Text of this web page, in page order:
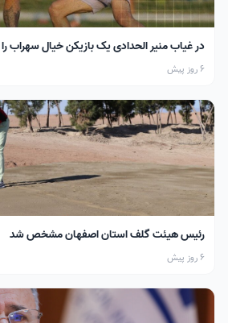
در غیاب منیر الحدادی یک بازیکن خیال سهراب
6 روز پیش
رئیس هیئت گلف استان اصفهان مشخص شد
6 روز پیش